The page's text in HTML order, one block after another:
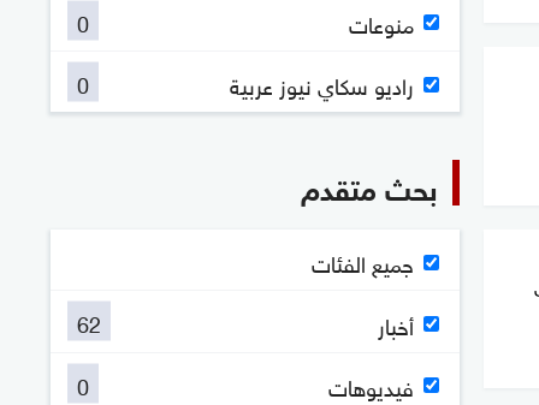
منوعات
0
راديو سكاي نيوز عربية
0
بحث متقدم
جميع الفئات
أخبار
62
فيديوهات
0